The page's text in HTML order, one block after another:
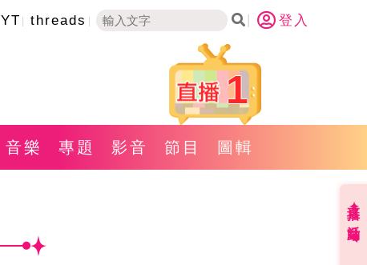
YT threads 登入
1
音樂 專題 影音 節目 圖輯
直播✦活動